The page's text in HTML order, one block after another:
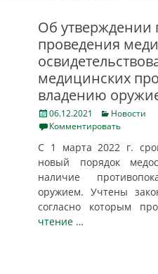
Об утверждении
проведения
медицинских
владению
Posted
on
06.12.2021 Categories
Новости
Комментировать
С 1 марта 2022 г.
новый порядок
наличие
оружием. Учтены
согласно которым
чтение …